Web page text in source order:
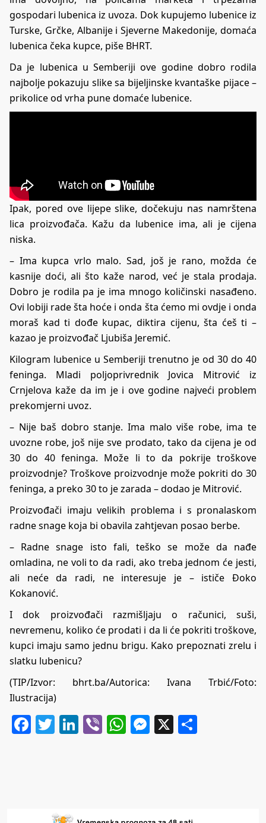
gospodari lubenica iz uvoza. Dok kupujemo lubenice iz
Turske, Grčke, Albanije i Sjeverne Makedonije, domaća
lubenica čeka kupce, piše BHRT.
Da je lubenica u Semberiji ove godine dobro rodila
najbolje pokazuju slike sa bijeljinske kvantaške pijace –
prikolice od vrha pune domaće lubenice.
Ipak, pored ove lijepe slike, dočekuju nas namrštena
lica proizvođača. Kažu da lubenice ima, ali je cijena
niska.
– Ima kupca vrlo malo. Sad, još je rano, možda će
kasnije doći, ali što kaže narod, već je stala prodaja.
Dobro je rodila pa je ima mnogo količinski nasađeno.
Ovi lobiji rade šta hoće i onda šta ćemo mi ovdje i onda
moraš kad ti dođe kupac, diktira cijenu, šta ćeš ti –
kazao je proizvođač Ljubiša Jeremić.
Kilogram lubenice u Semberiji trenutno je od 30 do 40
feninga. Mladi poljoprivrednik Jovica Mitrović iz
Crnjelova kaže da im je i ove godine najveći problem
prekomjerni uvoz.
– Nije baš dobro stanje. Ima malo više robe, ima te
uvozne robe, još nije sve prodato, tako da cijena je od
30 do 40 feninga. Može li to da pokrije troškove
proizvodnje? Troškove proizvodnje može pokriti do 30
feninga, a preko 30 to je zarada – dodao je Mitrović.
Proizvođači imaju velikih problema i s pronalaskom
radne snage koja bi obavila zahtjevan posao berbe.
– Radne snage isto fali, teško se može da nađe
omladina, ne voli to da radi, ako treba jednom će jesti,
ali neće da radi, ne interesuje je – ističe Đoko
Kokanović.
I dok proizvođači razmišljaju o računici, suši,
nevremenu, koliko će prodati i da li će pokriti troškove,
kupci imaju samo jednu brigu. Kako prepoznati zrelu i
slatku lubenicu?
(TIP/Izvor: bhrt.ba/Autorica: Ivana Trbić/Foto:
Ilustracija)
Facebook
Twitter
LinkedIn
ViberWhatsApp
Messenger
X